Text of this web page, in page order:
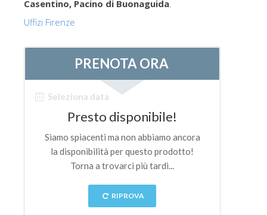
Casentino, Pacino di Buonaguida.
Uffizi Firenze